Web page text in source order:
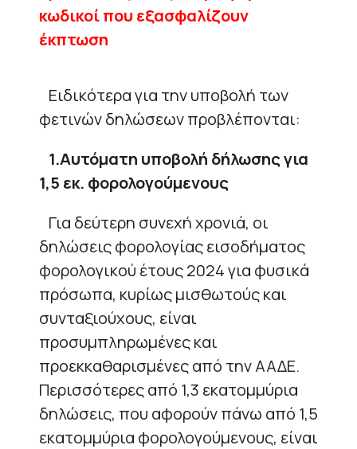
κωδικοί που εξασφαλίζουν
έκπτωση
Ειδικότερα για την υποβολή των
φετινών δηλώσεων προβλέπονται:
1.Αυτόματη υποβολή δήλωσης για
1,5 εκ. φορολογούμενους
Για δεύτερη συνεχή χρονιά, οι
δηλώσεις φορολογίας εισοδήματος
φορολογικού έτους 2024 για φυσικά
πρόσωπα, κυρίως μισθωτούς και
συνταξιούχους, είναι
προσυμπληρωμένες και
προεκκαθαρισμένες από την ΑΑΔΕ.
Περισσότερες από 1,3 εκατομμύρια
δηλώσεις, που αφορούν πάνω από 1,5
εκατομμύρια φορολογούμενους, είναι